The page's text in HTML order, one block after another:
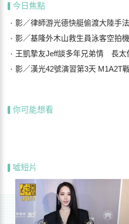
今日焦點
影／律師游光德快艇偷渡大陸手法曝 替
影／基隆外木山救生員泳客空拍機
王凱摯友Jeff談多年兄弟情 長太像連王
影／漢光42號演習第3天 M1A2T戰
你可能想看
噓短片